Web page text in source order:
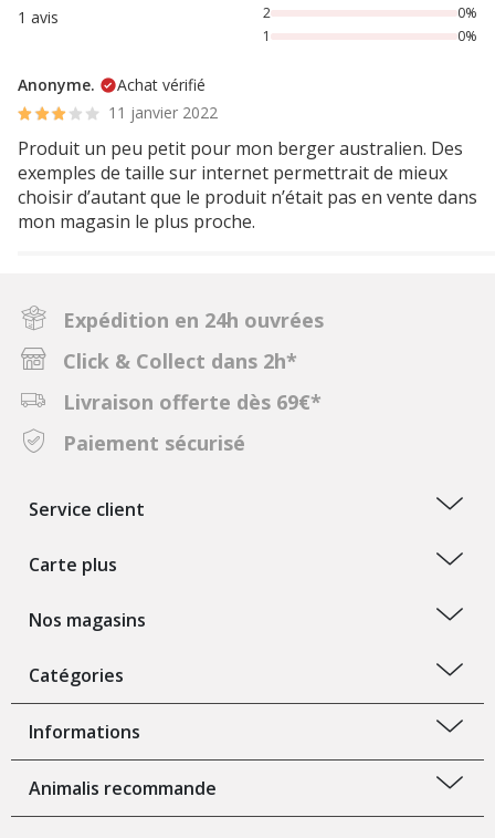
1 avis
2
0%
1
0%
Anonyme.
Achat vérifié
11 janvier 2022
Produit un peu petit pour mon berger australien. Des
exemples de taille sur internet permettrait de mieux
choisir d’autant que le produit n’était pas en vente dans
mon magasin le plus proche.
Expédition en 24h ouvrées
Click & Collect dans 2h*
Livraison offerte dès 69€*
Paiement sécurisé
Service client
Carte plus
Nos magasins
Catégories
Informations
Animalis recommande